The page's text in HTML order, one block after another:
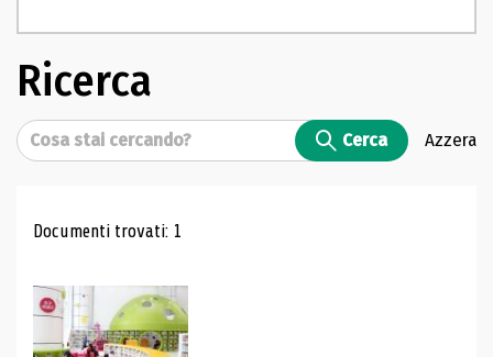
Ricerca
Cerca Cerca Azzera
Risultati di ricerca
Documenti trovati: 1